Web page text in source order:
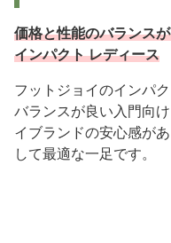
価格と性能のバランス
インパクト レディース
フットジョイのインパ
バランスが良い入門向
イブランドの安心感が
して最適な一足です。